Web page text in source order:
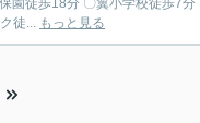
徒... もっと見る